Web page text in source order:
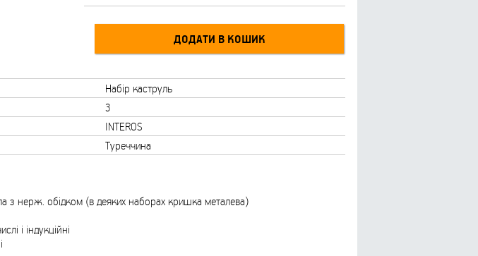
Набір каструль
3
INTEROS
Туреччина
з нерж. обідком (в деяких наборах кришка металева)
і індукційні